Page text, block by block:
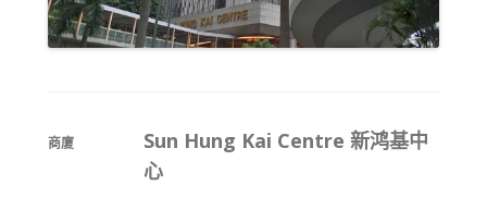
商廈
Sun Hung Kai Centre 新鸿基中
心